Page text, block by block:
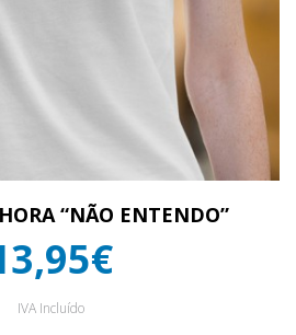
“NÃO ENTENDO”
IVA Incluído